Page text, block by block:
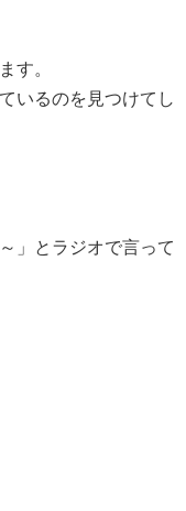
す。
いるのを見つけてし
」とラジオで言って